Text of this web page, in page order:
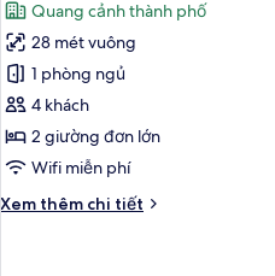
over
age
of
7)
(For
3
adults),
Non
Smoking
(1
bed
for
age
cả
ảnh
Phòng,
không
hút
thuốc
Wing,
Quang cảnh thành phố
28 mét vuông
1 phòng ngủ
4 khách
2 giường đơn lớn
Wifi miễn phí
Xem thêm chi tiết
Chi